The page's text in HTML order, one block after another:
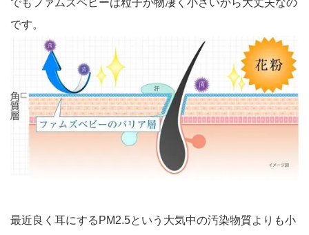
です。
最近良く耳にするPM2.5という大気中の汚染物質よりも小